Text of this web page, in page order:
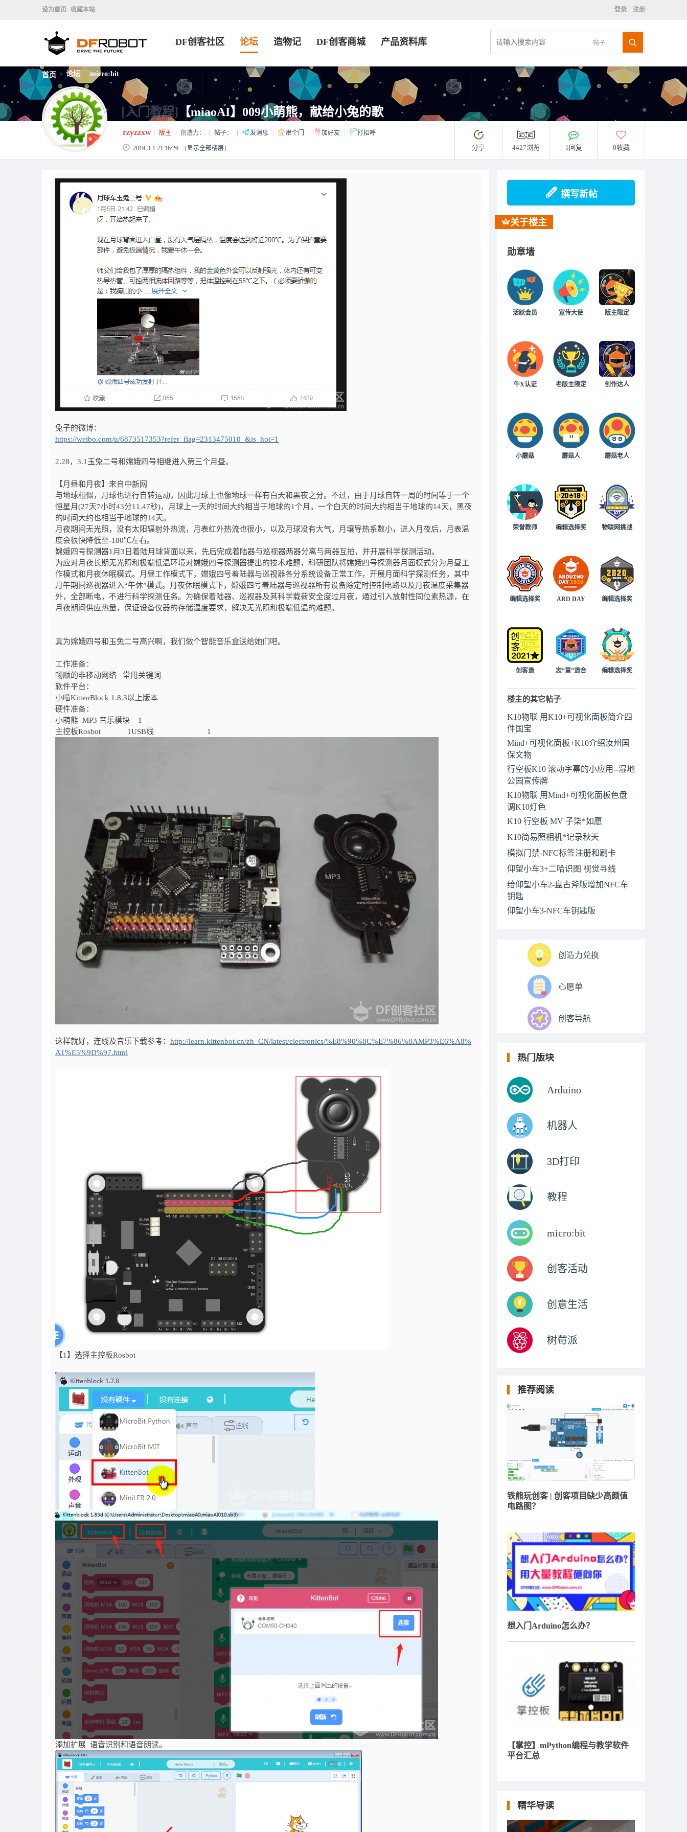
设为首页 收藏本站 登录 注册
帖子
DF创客社区 论坛 造物记 DF创客商城 产品资料库
首页 > 论坛 > micro:bit
[入门教程] 【miaoAI】009小萌熊，献给小兔的歌
rzyzzxw 版主 创造力： 帖子： 发消息 串个门 加好友 打招呼
2019-3-1 21:16:26 [显示全部楼层] 分享 4427浏览 1回复 0收藏
兔子的微博：
https://weibo.com/u/6873517353?refer_flag=2313475010_&is_hot=1
2.28，3.1玉兔二号和嫦娥四号相继进入第三个月昼。
【月昼和月夜】来自中新网
与地球相似，月球也进行自转运动，因此月球上也像地球一样有白天和黑夜之分。不过，由于月球自转一周的时间等于一个
恒星月(27天7小时43分11.47秒)，月球上一天的时间大约相当于地球的1个月。一个白天的时间大约相当于地球的14天，黑夜
的时间大约也相当于地球的14天。
月夜期间无光照，没有太阳辐射外热流，月表红外热流也很小，以及月球没有大气，月壤导热系数小，进入月夜后，月表温
度会很快降低至-180℃左右。
嫦娥四号探测器1月3日着陆月球背面以来，先后完成着陆器与巡视器两器分离与两器互拍，并开展科学探测活动。
为应对月夜长期无光照和极端低温环境对嫦娥四号探测器提出的技术难题，科研团队将嫦娥四号探测器月面模式分为月昼工
作模式和月夜休眠模式。月昼工作模式下，嫦娥四号着陆器与巡视器各分系统设备正常工作，开展月面科学探测任务，其中
月午期间巡视器进入“午休”模式。月夜休眠模式下，嫦娥四号着陆器与巡视器所有设备除定时控制电路以及月夜温度采集器
外，全部断电，不进行科学探测任务。为确保着陆器、巡视器及其科学载荷安全度过月夜，通过引入放射性同位素热源，在
月夜期间供应热量，保证设备仪器的存储温度要求，解决无光照和极端低温的难题。
真为嫦娥四号和玉兔二号高兴啊，我们做个智能音乐盒送给她们吧。
工作准备：
畅顺的非移动网络 常用关键词
软件平台：
小喵KittenBlock 1.8.3以上版本
硬件准备：
小萌熊 MP3 音乐模块 1
主控板Rosbot 1USB线 1
这样就好，连线及音乐下载参考： http://learn.kittenbot.cn/zh_CN/latest/electronics/%E8%90%8C%E7%86%8AMP3%E6%A8%
A1%E5%9D%97.html
【1】选择主控板Rosbot
添加扩展 语音识别和语音朗读。
撰写新帖
关于楼主
勋章墙
活跃会员 宣传大使 版主限定
牛X认证 老版主限定 创作达人
小蘑菇 蘑菇人 蘑菇老人
荣誉教师 编辑选择奖 物联网挑战
编辑选择奖 ARD DAY 编辑选择奖
创客造 志“童”道合 编辑选择奖
楼主的其它帖子
K10物联 用K10+可视化面板简介四
件国宝
Mind+可视化面板+K10介绍汝州国
保文物
行空板K10 滚动字幕的小应用--湿地
公园宣传牌
K10物联 用Mind+可视化面板色盘
调K10灯色
K10 行空板 MV 子柒*如愿
K10简易照相机*记录秋天
模拟门禁-NFC标签注册和刷卡
仰望小车3+二哈识图 视觉寻线
给仰望小车2-盘古斧版增加NFC车
钥匙
仰望小车3-NFC车钥匙版
创造力兑换
心愿单
创客导航
热门版块
Arduino
机器人
3D打印
教程
micro:bit
创客活动
创意生活
树莓派
推荐阅读
铁熊玩创客 | 创客项目缺少高颜值
电路图？
想入门Arduino怎么办？
【掌控】mPython编程与教学软件
平台汇总
精华导读